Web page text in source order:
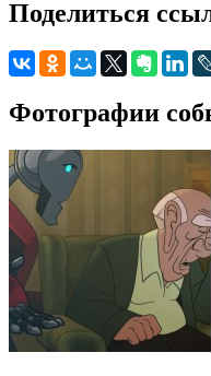
Поделиться
Фотографии